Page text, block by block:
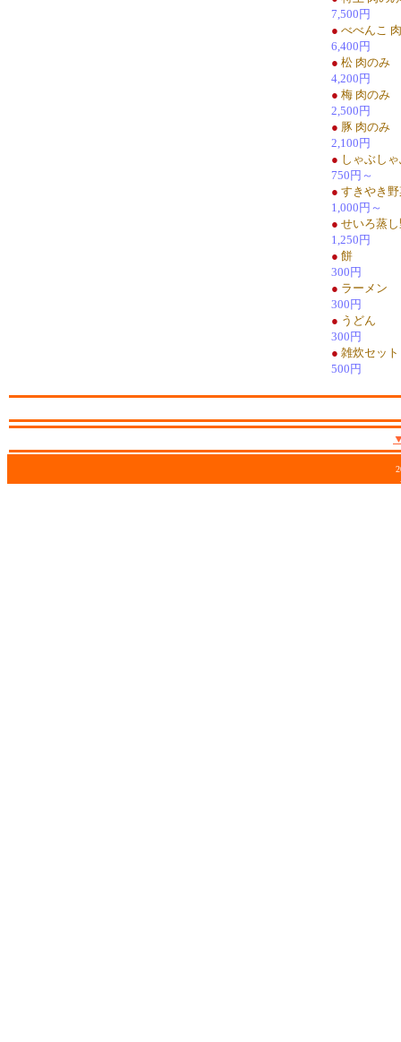
7,500円
● べべんこ
6,400円
● 松 肉のみ
4,200円
● 梅 肉のみ
2,500円
● 豚 肉のみ
2,100円
● しゃぶし
750円～
● すきやき
1,000円～
● せいろ蒸
1,250円
● 餅
300円
● ラーメン
300円
● うどん
300円
● 雑炊セット
500円